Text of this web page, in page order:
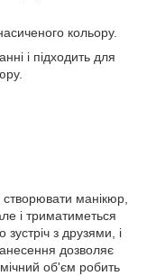
кольору.
і підходить для
манікюр,
і триматиметься
зустріч з друзями, і
дозволяє
об'єм робить